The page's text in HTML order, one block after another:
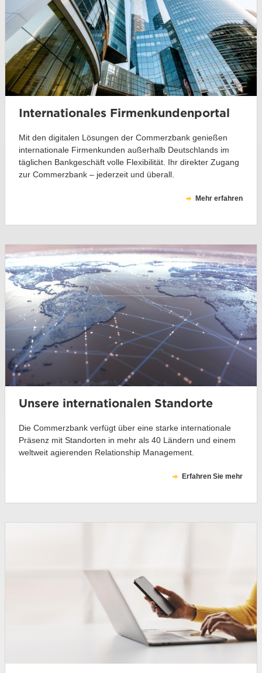
Internationales Firmenkundenportal
Mit den digitalen Lösungen der Commerzbank genießen
internationale Firmenkunden außerhalb Deutschlands im
täglichen Bankgeschäft volle Flexibilität. Ihr direkter Zugang
zur Commerzbank – jederzeit und überall.
Mehr erfahren
Unsere internationalen Standorte
Die Commerzbank verfügt über eine starke internationale
Präsenz mit Standorten in mehr als 40 Ländern und einem
weltweit agierenden Relationship Management.
Erfahren Sie mehr